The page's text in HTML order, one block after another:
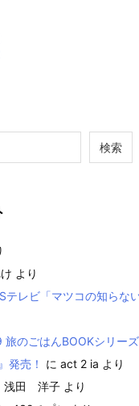
検索
より
テレビ「マツコの知らな
旅のごはんBOOKシリー
発売！
に act 2 ia より
浅田 洋子 より